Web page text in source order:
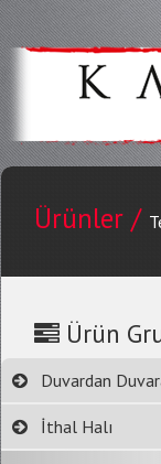
Ürünler /
Ürün
Duvardan
İthal Halı